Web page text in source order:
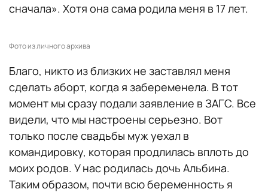
сначала». Хотя она сама родила меня в 17 лет.
Фото из личного архива
Благо, никто из близких не заставлял меня
сделать аборт, когда я забеременела. В тот
момент мы сразу подали заявление в ЗАГС. Все
видели, что мы настроены серьезно. Вот
только после свадьбы муж уехал в
командировку, которая продлилась вплоть до
моих родов. У нас родилась дочь Альбина.
Таким образом, почти всю беременность я